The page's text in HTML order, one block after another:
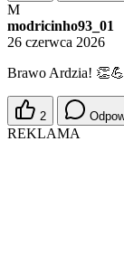
M
modricinho93_01
26 czerwca 2026
Brawo Ardzia! 👏💪
2
REKLAMA